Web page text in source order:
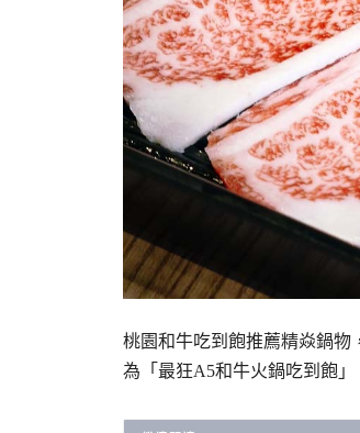
桃園和牛吃到飽推薦精焱鍋物
為「最狂A5和牛火鍋吃到飽